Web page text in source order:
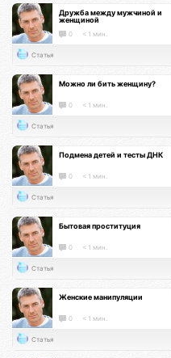
Дружба между мужчиной и
женщиной
0 < 1 мин.
Статья
Можно ли бить женщину?
0 < 1 мин.
Статья
Подмена детей и тесты ДНК
0 < 1 мин.
Статья
Бытовая проституция
0 < 1 мин.
Статья
Женские манипуляции
0 < 1 мин.
Статья